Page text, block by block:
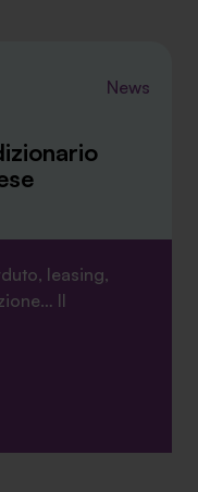
News
leasing,
Il